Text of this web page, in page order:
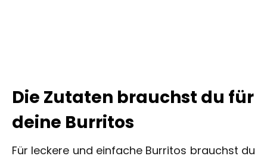
Die Zutaten brauchst du für
deine Burritos
Für leckere und einfache Burritos brauchst du